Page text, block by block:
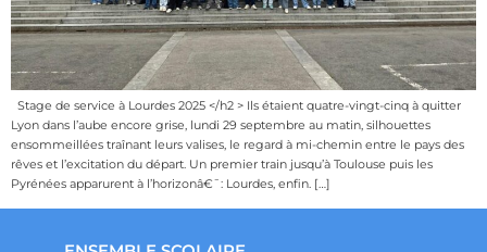
Stage de service à Lourdes 2025 </h2 > Ils étaient quatre-vingt-cinq à quitter
Lyon dans l’aube encore grise, lundi 29 septembre au matin, silhouettes
ensommeillées traînant leurs valises, le regard à mi-chemin entre le pays des
rêves et l’excitation du départ. Un premier train jusqu’à Toulouse puis les
Pyrénées apparurent à l’horizonâ€¯: Lourdes, enfin. […]